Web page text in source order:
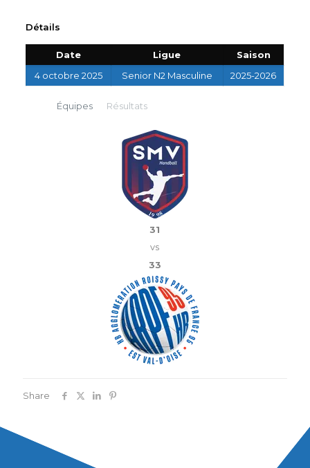
Détails
Date Ligue
Saison
4 octobre 2025
Senior N2 Masculine 2025-2026
Équipes Résultats
31
vs
33
Share